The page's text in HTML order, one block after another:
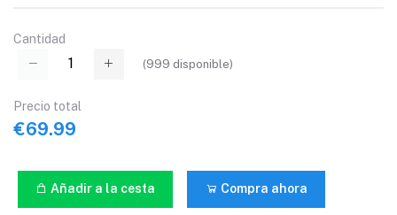
Cantidad
(999 disponible)
Precio total
€69.99
Añadir a la cesta Compra ahora